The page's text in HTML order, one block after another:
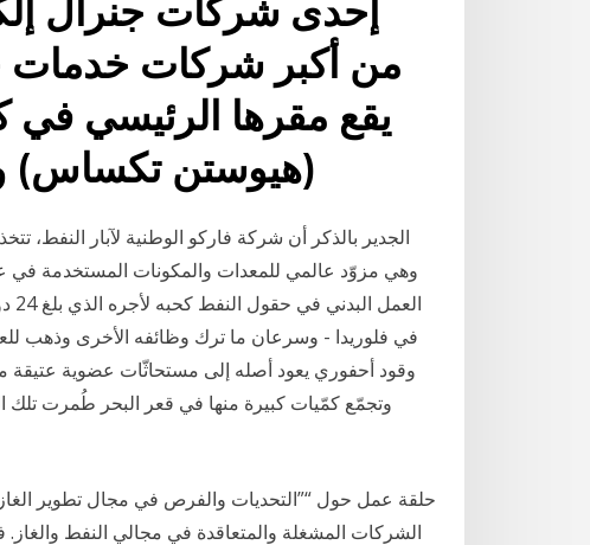
من أكبر شركات خدمات
يقع مقرها الرئيسي في
(هيوستن تكساس)
الجدير بالذكر أن شركة فاركو الوطنية لآبار النفط،
وهي مزوّد عالمي للمعدات والمكونات المستخدمة في
في فلوريدا - وسرعان ما ترك وظائفه الأخرى وذهب
وقود أحفوري يعود أصله إلى مستحاثّات عضوية عتيقة
وتجمّع كمّيات كبيرة منها في قعر البحر طُمرت تلك
حلقة عمل حول “”التحديات والفرص في مجال تطوير